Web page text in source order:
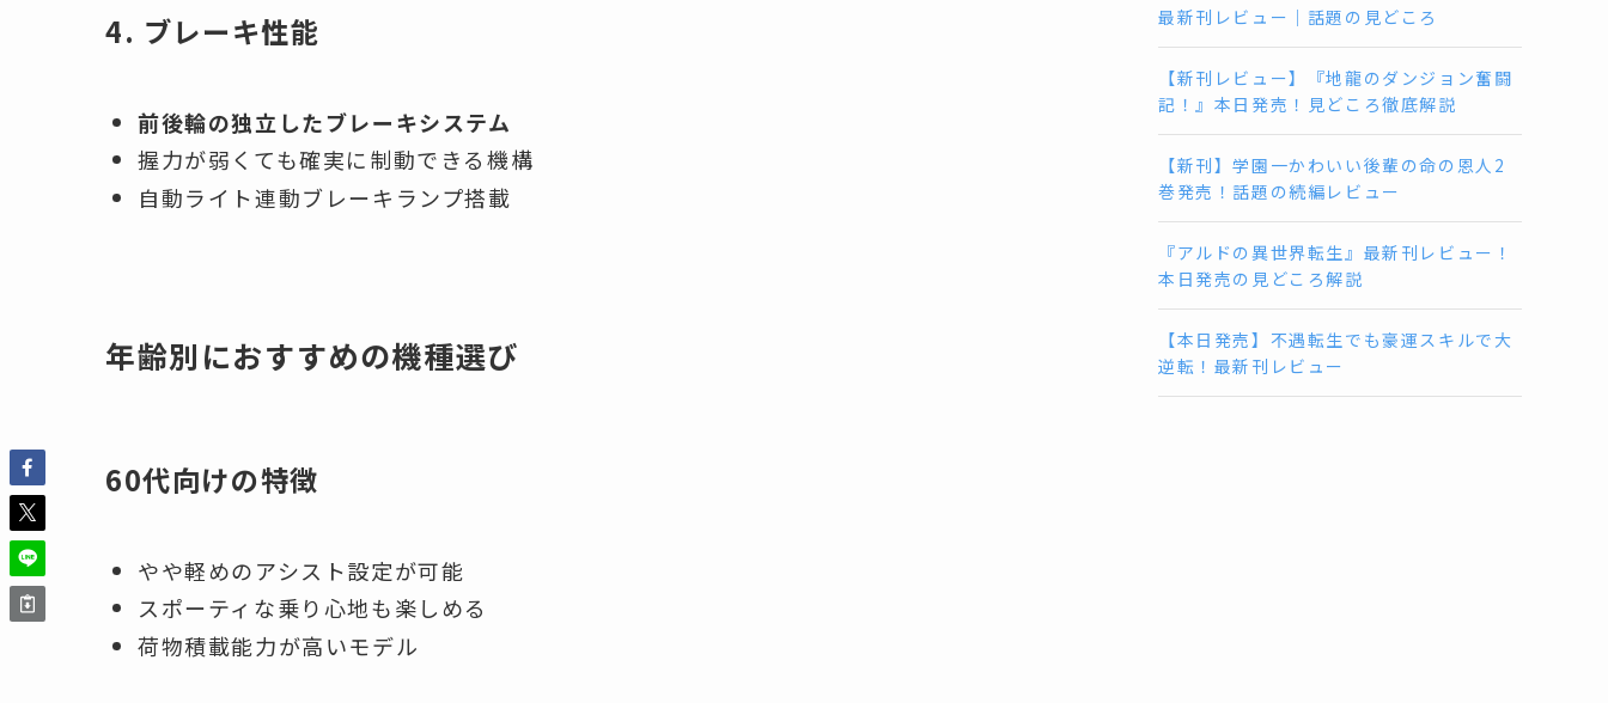
4. ブレーキ性能
前後輪の独立したブレーキシステム
握力が弱くても確実に制動できる機構
自動ライト連動ブレーキランプ搭載
年齢別におすすめの機種選び
60代向けの特徴
やや軽めのアシスト設定が可能
スポーティな乗り心地も楽しめる
荷物積載能力が高いモデル
最新刊レビュー｜話題の見どころ
【新刊レビュー】『地龍のダンジョン奮闘
記！』本日発売！見どころ徹底解説
【新刊】学園一かわいい後輩の命の恩人2
巻発売！話題の続編レビュー
『アルドの異世界転生』最新刊レビュー！
本日発売の見どころ解説
【本日発売】不遇転生でも豪運スキルで大
逆転！最新刊レビュー